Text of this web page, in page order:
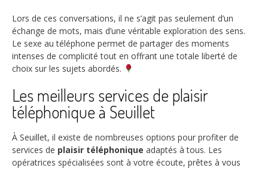
Lors de ces conversations, il ne s’agit pas seulement d’un
échange de mots, mais d’une véritable exploration des sens.
Le sexe au téléphone permet de partager des moments
intenses de complicité tout en offrant une totale liberté de
choix sur les sujets abordés.
Les meilleurs services de plaisir
téléphonique à Seuillet
À Seuillet, il existe de nombreuses options pour profiter de
services de plaisir téléphonique adaptés à tous. Les
opératrices spécialisées sont à votre écoute, prêtes à vous